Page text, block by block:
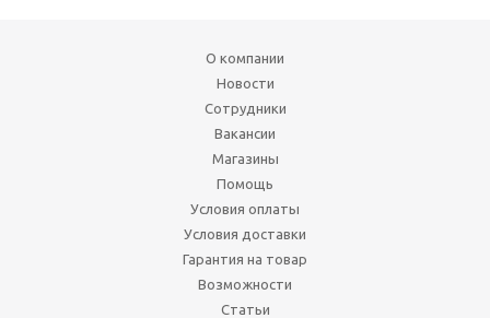
О компании
Новости
Сотрудники
Вакансии
Магазины
Помощь
Условия оплаты
Условия доставки
Гарантия на товар
Возможности
Статьи